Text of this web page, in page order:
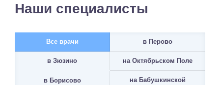
Наши специалисты
Все врачи в Перово
в Зюзино на Октябрьском Поле
в Борисово на Бабушкинской